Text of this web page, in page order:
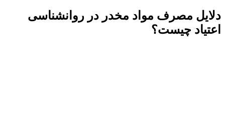
دلایل مصرف مواد مخدر در روانشناسی
اعتیاد چیست؟